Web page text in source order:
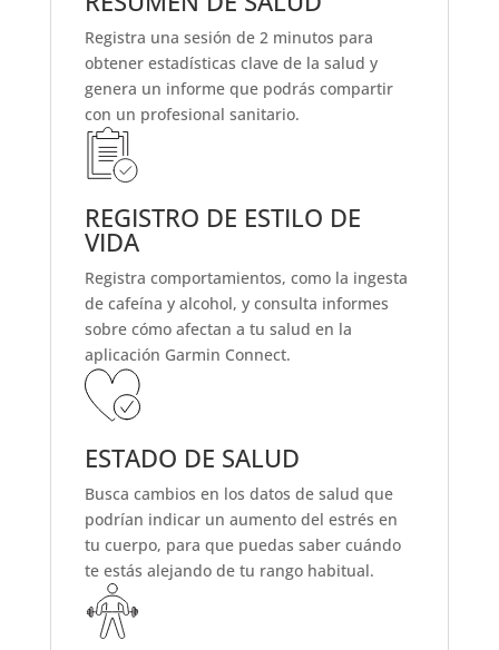
Registra una sesión de 2 minutos para
obtener estadísticas clave de la salud y
genera un informe que podrás compartir
con un profesional sanitario.
REGISTRO DE ESTILO DE
VIDA
Registra comportamientos, como la ingesta
de cafeína y alcohol, y consulta informes
sobre cómo afectan a tu salud en la
aplicación Garmin Connect.
ESTADO DE SALUD
Busca cambios en los datos de salud que
podrían indicar un aumento del estrés en
tu cuerpo, para que puedas saber cuándo
te estás alejando de tu rango habitual.